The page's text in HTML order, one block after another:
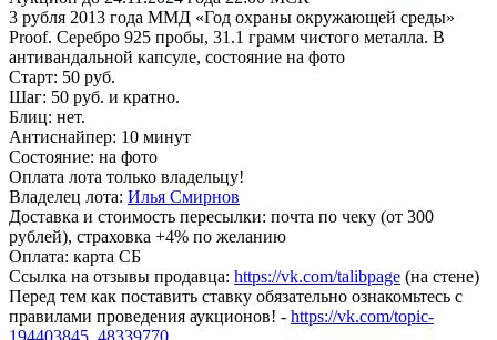
3 рубля 2013 года ММД «Год охраны окружающей среды»
Proof. Серебро 925 пробы, 31.1 грамм чистого металла. В
антивандальной капсуле, состояние на фото
Старт: 50 руб.
Шаг: 50 руб. и кратно.
Блиц: нет.
Антиснайпер: 10 минут
Состояние: на фото
Оплата лота только владельцу!
Владелец лота: Илья Смирнов
Доставка и стоимость пересылки: почта по чеку (от 300
рублей), страховка +4% по желанию
Оплата: карта СБ
Ссылка на отзывы продавца: https://vk.com/talibpage (на стене)
Перед тем как поставить ставку обязательно ознакомьтесь с
правилами проведения аукционов! - https://vk.com/topic-